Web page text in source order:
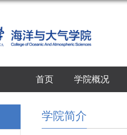
首页 学院概况
学院简介